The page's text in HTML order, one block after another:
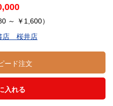
～ ￥1,600）
店 桜井店
ード注文
入れる